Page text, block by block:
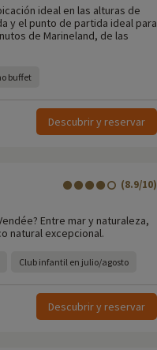
ideal en las alturas de
y el punto de partida ideal para
de Marineland, de las
buffet
Descubrir y reservar
(8.9/10)
Entre mar y naturaleza,
natural excepcional.
Club infantil en julio/agosto
Descubrir y reservar